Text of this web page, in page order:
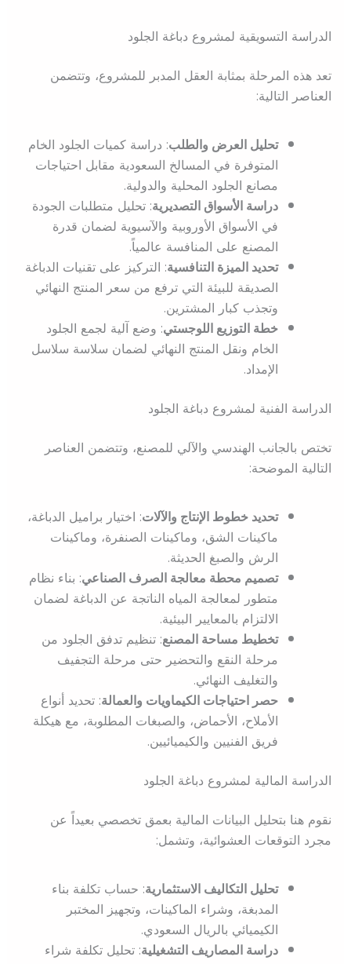
الدراسة التسويقية لمشروع دباغة الجلود
تعد هذه المرحلة بمثابة العقل المدبر للمشروع، وتتضمن
العناصر التالية:
تحليل العرض والطلب: دراسة كميات الجلود الخام
المتوفرة في المسالخ السعودية مقابل احتياجات
مصانع الجلود المحلية والدولية.
دراسة الأسواق التصديرية: تحليل متطلبات الجودة
في الأسواق الأوروبية والآسيوية لضمان قدرة
المصنع على المنافسة عالمياً.
تحديد الميزة التنافسية: التركيز على تقنيات الدباغة
الصديقة للبيئة التي ترفع من سعر المنتج النهائي
وتجذب كبار المشترين.
خطة التوزيع اللوجستي: وضع آلية لجمع الجلود
الخام ونقل المنتج النهائي لضمان سلاسة سلاسل
الإمداد.
الدراسة الفنية لمشروع دباغة الجلود
تختص بالجانب الهندسي والآلي للمصنع، وتتضمن العناصر
التالية الموضحة:
تحديد خطوط الإنتاج والآلات: اختيار براميل الدباغة،
ماكينات الشق، وماكينات الصنفرة، وماكينات
الرش والصبغ الحديثة.
تصميم محطة معالجة الصرف الصناعي: بناء نظام
متطور لمعالجة المياه الناتجة عن الدباغة لضمان
الالتزام بالمعايير البيئية.
تخطيط مساحة المصنع: تنظيم تدفق الجلود من
مرحلة النقع والتحضير حتى مرحلة التجفيف
والتغليف النهائي.
حصر احتياجات الكيماويات والعمالة: تحديد أنواع
الأملاح، الأحماض، والصبغات المطلوبة، مع هيكلة
فريق الفنيين والكيميائيين.
الدراسة المالية لمشروع دباغة الجلود
نقوم هنا بتحليل البيانات المالية بعمق تخصصي بعيداً عن
مجرد التوقعات العشوائية، وتشمل:
تحليل التكاليف الاستثمارية: حساب تكلفة بناء
المدبغة، وشراء الماكينات، وتجهيز المختبر
الكيميائي بالريال السعودي.
دراسة المصاريف التشغيلية: تحليل تكلفة شراء